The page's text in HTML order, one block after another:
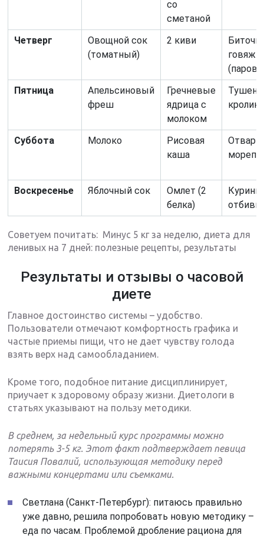
со
сметаной
Четверг
Овощной сок
(томатный)
2 киви
Пятница
Апельсиновый
фреш
Гречневые
ядрица с
молоком
кролик
Суббота Молоко
Рисовая
каша
Воскресенье Яблочный сок
Омлет (2
белка)
Советуем почитать: Минус 5 кг за неделю, диета для
ленивых на 7 дней: полезные рецепты, результаты
Результаты и отзывы о часовой
диете
Главное достоинство системы – удобство.
Пользователи отмечают комфортность графика и
частые приемы пищи, что не дает чувству голода
взять верх над самообладанием.
Кроме того, подобное питание дисциплинирует,
приучает к здоровому образу жизни. Диетологи в
статьях указывают на пользу методики.
В среднем, за недельный курс программы можно
потерять 3-5 кг. Этот факт подтверждает певица
Таисия Повалий, использующая методику перед
важными концертами или съемками.
Светлана (Санкт-Петербург): питаюсь правильно
уже давно, решила попробовать новую методику –
еда по часам. Проблемой дробление рациона для